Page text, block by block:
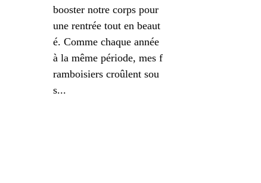
booster notre corps pour
une rentrée tout en beaut
é. Comme chaque année
à la même période, mes f
ramboisiers croûlent sou
s...